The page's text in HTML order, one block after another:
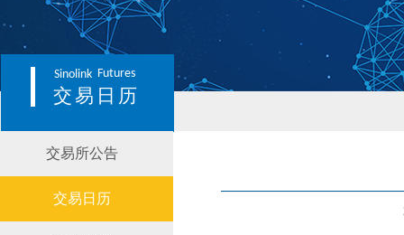
Sinolink Futures
交易日历
交易所公告
交易日历